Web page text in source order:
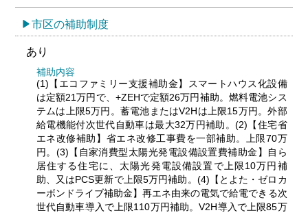
市区の補助制度
あり
補助内容
(1)【エコファミリー支援補助金】スマートハウス化設備
は定額21万円で、+ZEHで定額26万円補助。燃料電池シス
テムは上限5万円。蓄電池またはV2Hは上限15万円。外部
給電機能付次世代自動車は最大32万円補助。(2)【住宅省
エネ改修補助】省エネ改修工事費を一部補助。上限70万
円。(3)【自家消費型太陽光発電設備設置費補助金】自ら
居住する住宅に、太陽光発電設備設置で上限10万円補
助、又はPCS更新で上限5万円補助。(4)【とよた・ゼロカ
ーボンドライブ補助金】再エネ由来の電気で給電できる次
世代自動車導入で上限110万円補助。V2H導入で上限85万